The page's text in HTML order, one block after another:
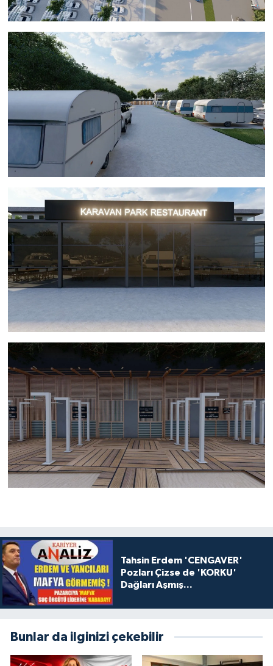
Tahsin Erdem 'CENGAVER'
Pozları Çizse de 'KORKU'
Dağları Aşmış...
Bunlar da ilginizi çekebilir